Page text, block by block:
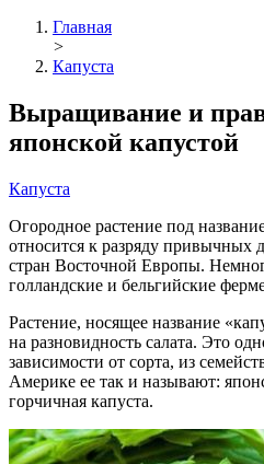
Главная
>
Капуста
Выращивание и
японской капустой
Капуста
Огородное растение под
относится к разряду привычных
стран Восточной Европы.
голландские и бельгийские
Растение, носящее название
на разновидность салата. Это
зависимости от сорта, из
Америке ее так и называют:
горчичная капуста.